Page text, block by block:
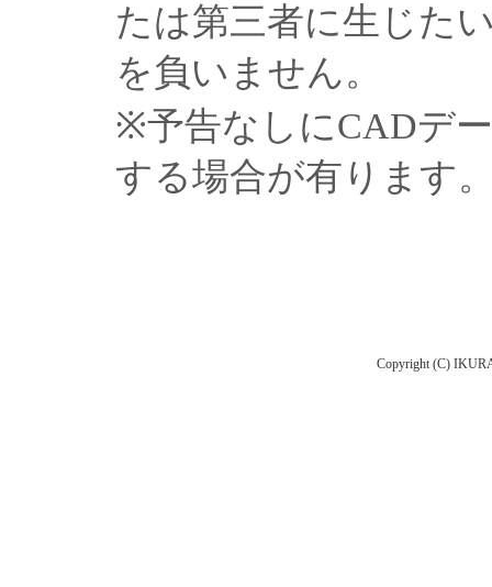
たは第三者に生じた
を負いません。
※予告なしにCADデ
する場合が有ります
Copyright (C)